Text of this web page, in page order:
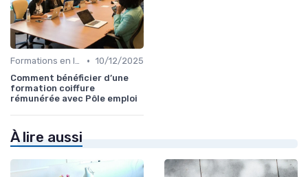
Formations en ligne • 10/12/2025
Comment bénéficier d’une
formation coiffure
rémunérée avec Pôle emploi
À lire aussi